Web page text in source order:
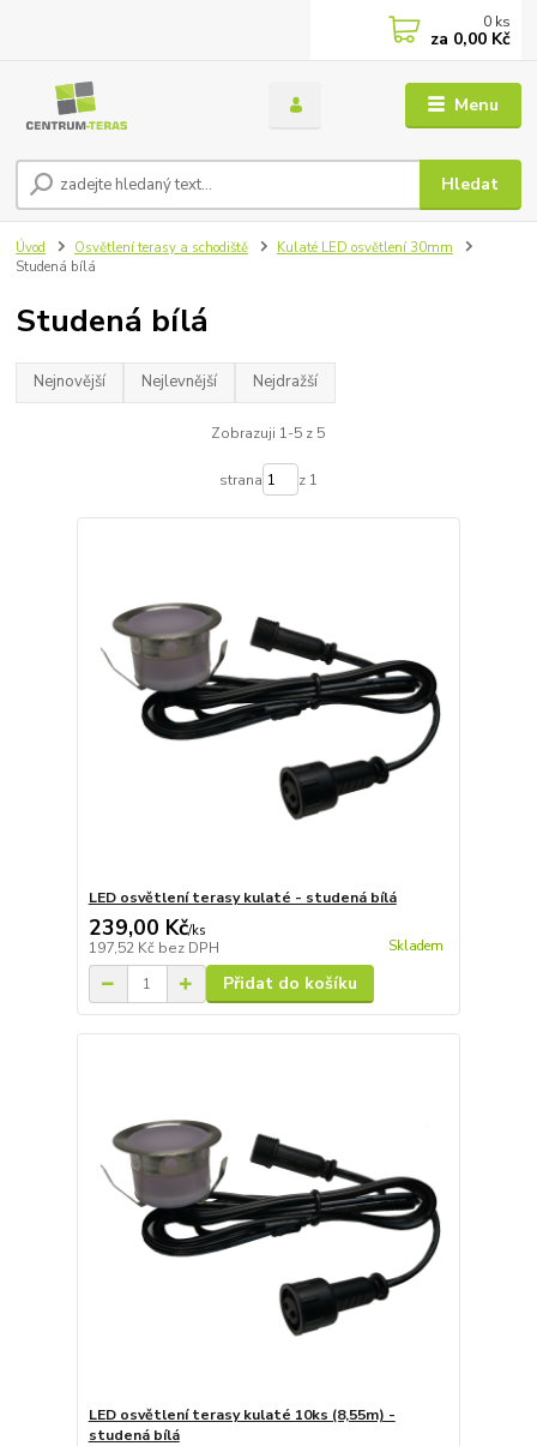
Menu
Hledat
0 ks
za 0,00 Kč
Úvod Osvětlení terasy a schodiště
Kulaté LED osvětlení 30mm
Studená bílá
Studená bílá
Nejnovější Nejlevnější Nejdražší
Zobrazuji 1-5 z 5
strana z 1
LED osvětlení terasy kulaté - studená bílá
239,00 Kč/ks
197,52 Kč bez DPH Skladem
Přidat do košíku
LED osvětlení terasy kulaté 10ks (8,55m) -
studená bílá